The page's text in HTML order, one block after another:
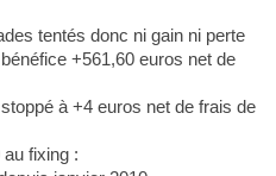
tentés donc ni gain ni perte
+561,60 euros net de
à +4 euros net de frais de
fixing :